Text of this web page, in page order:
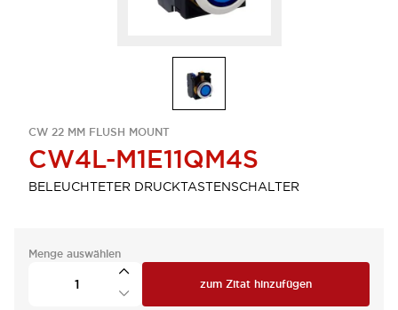
CW 22 MM FLUSH MOUNT
CW4L-M1E11QM4S
BELEUCHTETER DRUCKTASTENSCHALTER
Menge auswählen
zum Zitat hinzufügen